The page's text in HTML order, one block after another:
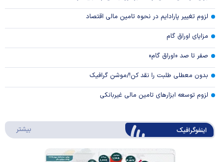
لزوم تغییر پارادایم در نحوه تامین مالی اقتصاد
مزایای اوراق گام
صفر تا صد «اوراق گام»
بدون معطلی طلبت را نقد کن!/موشن گرافیک
لزوم توسعه ابزارهای تامین مالی غیربانکی
اینفوگرافیک بیشتر